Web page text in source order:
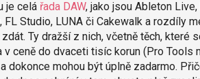
je celá řada DAW, jako jsou Ableton
FL Studio, LUNA či Cakewalk a rozdíly
Ty dražší z nich, včetně těch,
v ceně do dvaceti tisíc korun (Pro Tools
dokonce mohou být úplně zadarmo.